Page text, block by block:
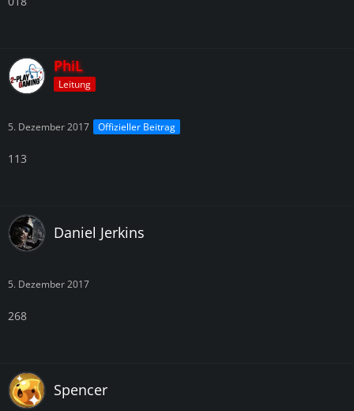
PhiL
Leitung
5. Dezember 2017 Offizieller Beitrag
113
Daniel Jerkins
5. Dezember 2017
268
Spencer